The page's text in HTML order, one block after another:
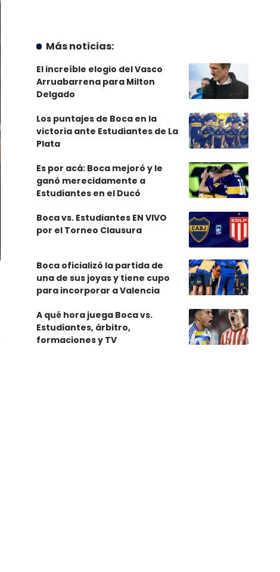
Más noticias:
El increíble elogio del Vasco
Arruabarrena para Milton
Delgado
Los puntajes de Boca en la
victoria ante Estudiantes de La
Plata
Es por acá: Boca mejoró y le
ganó merecidamente a
Estudiantes en el Ducó
Boca vs. Estudiantes EN VIVO
por el Torneo Clausura
Boca oficializó la partida de
una de sus joyas y tiene cupo
para incorporar a Valencia
A qué hora juega Boca vs.
Estudiantes, árbitro,
formaciones y TV